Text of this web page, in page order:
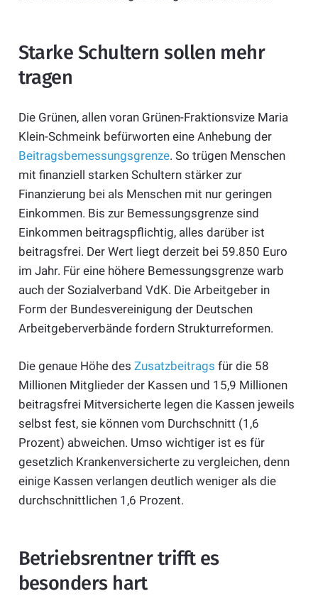
Starke Schultern sollen mehr
tragen
Die Grünen, allen voran Grünen-Fraktionsvize Maria
Klein-Schmeink befürworten eine Anhebung der
Beitragsbemessungsgrenze. So trügen Menschen
mit finanziell starken Schultern stärker zur
Finanzierung bei als Menschen mit nur geringen
Einkommen. Bis zur Bemessungsgrenze sind
Einkommen beitragspflichtig, alles darüber ist
beitragsfrei. Der Wert liegt derzeit bei 59.850 Euro
im Jahr. Für eine höhere Bemessungsgrenze warb
auch der Sozialverband VdK. Die Arbeitgeber in
Form der Bundesvereinigung der Deutschen
Arbeitgeberverbände fordern Strukturreformen.
Die genaue Höhe des Zusatzbeitrags für die 58
Millionen Mitglieder der Kassen und 15,9 Millionen
beitragsfrei Mitversicherte legen die Kassen jeweils
selbst fest, sie können vom Durchschnitt (1,6
Prozent) abweichen. Umso wichtiger ist es für
gesetzlich Krankenversicherte zu vergleichen, denn
einige Kassen verlangen deutlich weniger als die
durchschnittlichen 1,6 Prozent.
Betriebsrentner trifft es
besonders hart